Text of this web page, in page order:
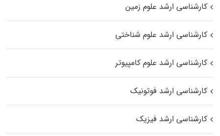
کارشناسی ارشد علوم زمین
کارشناسی ارشد علوم شناختی
کارشناسی ارشد علوم کامپیوتر
کارشناسی ارشد فوتونیک
کارشناسی ارشد فیزیک